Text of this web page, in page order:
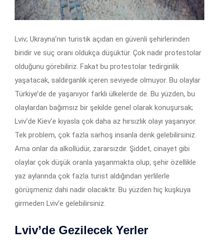
Lviv; Ukrayna’nın turistik açıdan en güvenli şehirlerinden
biridir ve suç oranı oldukça düşüktür. Çok nadir protestolar
olduğunu görebiliriz. Fakat bu protestolar tedirginlik
yaşatacak, saldırganlık içeren seviyede olmuyor. Bu olaylar
Türkiye’de de yaşanıyor farklı ülkelerde de. Bu yüzden, bu
olaylardan bağımsız bir şekilde genel olarak konuşursak;
Lviv’de Kiev’e kıyasla çok daha az hırsızlık olayı yaşanıyor.
Tek problem, çok fazla sarhoş insanla denk gelebilirsiniz.
Ama onlar da alkollüdür, zararsızdır. Şiddet, cinayet gibi
olaylar çok düşük oranla yaşanmakta olup, şehir özellikle
yaz aylarında çok fazla turist aldığından yerlilerle
görüşmeniz dahi nadir olacaktır. Bu yüzden hiç kuşkuya
girmeden Lviv’e gelebilirsiniz.
Lviv’de Gezilecek Yerler